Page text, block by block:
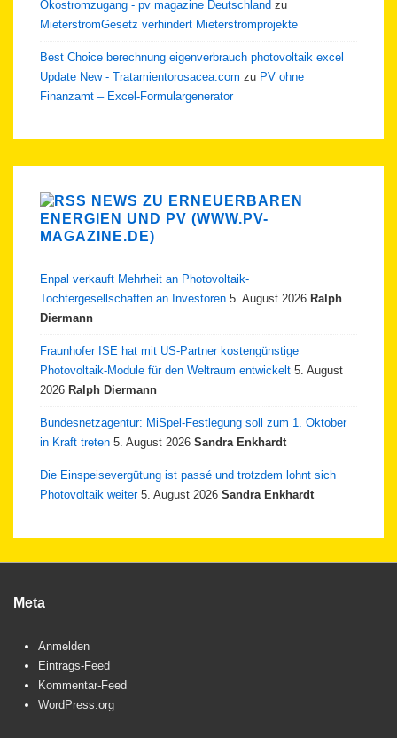
Ökostromzugang - pv magazine Deutschland zu
MieterstromGesetz verhindert Mieterstromprojekte
Best Choice berechnung eigenverbrauch photovoltaik excel
Update New - Tratamientorosacea.com zu PV ohne
Finanzamt – Excel-Formulargenerator
NEWS ZU ERNEUERBAREN
ENERGIEN UND PV (WWW.PV-
MAGAZINE.DE)
Enpal verkauft Mehrheit an Photovoltaik-
Tochtergesellschaften an Investoren 5. August 2026 Ralph
Diermann
Fraunhofer ISE hat mit US-Partner kostengünstige
Photovoltaik-Module für den Weltraum entwickelt 5. August
2026 Ralph Diermann
Bundesnetzagentur: MiSpel-Festlegung soll zum 1. Oktober
in Kraft treten 5. August 2026 Sandra Enkhardt
Die Einspeisevergütung ist passé und trotzdem lohnt sich
Photovoltaik weiter 5. August 2026 Sandra Enkhardt
Meta
Anmelden
Eintrags-Feed
Kommentar-Feed
WordPress.org